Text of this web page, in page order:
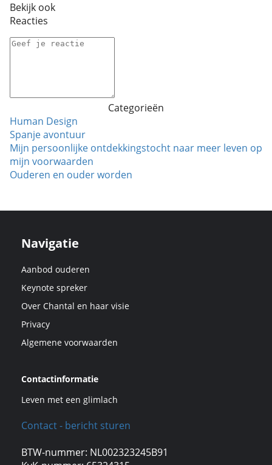
Bekijk ook
Reacties
Categorieën
Human Design
Spanje avontuur
Mijn persoonlijke ontdekkingstocht naar meer leven op
mijn voorwaarden
Ouderen en ouder worden
Navigatie
Aanbod ouderen
Keynote spreker
Over Chantal en haar visie
Privacy
Algemene voorwaarden
Contactinformatie
Leven met een glimlach
Contact - bericht sturen
BTW-nummer: NL002323245B91